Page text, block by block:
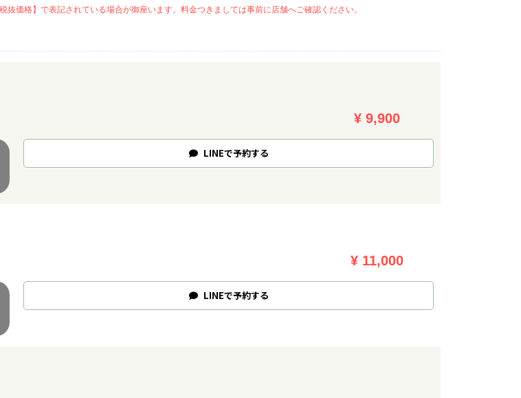
価格】で表記されている場合が御座います。料金つきましては事前に店舗へご確認ください。
¥ 9,900
LINEで予約する
¥ 11,000
LINEで予約する